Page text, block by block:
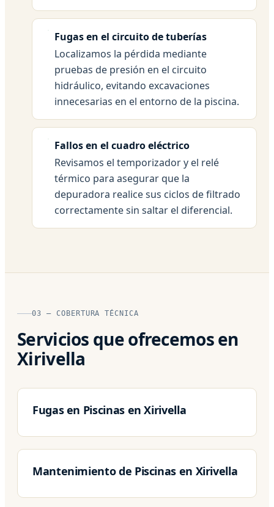
Fugas en el circuito de tuberías
Localizamos la pérdida mediante
pruebas de presión en el circuito
hidráulico, evitando excavaciones
innecesarias en el entorno de la piscina.
Fallos en el cuadro eléctrico
Revisamos el temporizador y el relé
térmico para asegurar que la
depuradora realice sus ciclos de filtrado
correctamente sin saltar el diferencial.
03 — COBERTURA TÉCNICA
Servicios que ofrecemos en
Xirivella
Fugas en Piscinas en Xirivella
Mantenimiento de Piscinas en Xirivella